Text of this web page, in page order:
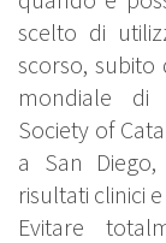
scelto di
scorso,
mondiale di
Society of
a San
risultati clinici
Evitare